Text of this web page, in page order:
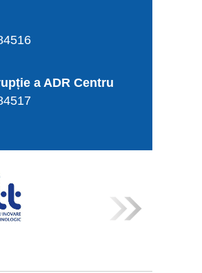
a ADR Centru